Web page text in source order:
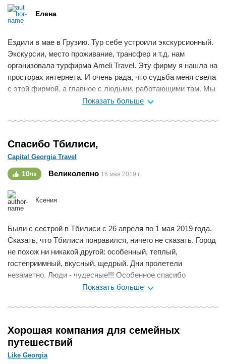
Спасибо Вам большое от всей нашей компании !
Ждите нас на на новогодний Тур В Грузию
Елена
Ездили в мае в Грузию. Тур себе устроили экскурсионный.
Экскурсии, место проживание, трансфер и т.д. нам
организовала турфирма Ameli Travel. Эту фирму я нашла на
просторах интернета. И очень рада, что судьба меня свела
с этой фирмой, а главное с людьми, работающими там. Мы
в полном восторге от посещения Грузии. Ничто не омрачило
Огромное спасибо Илоне и Юрию.
Показать больше
Спасибо Тбилиси,
Capital Georgia Travel
10/10 Великолепно 16 мая 2019 г.
Ксения
Были с сестрой в Тбилиси с 26 апреля по 1 мая 2019 года.
Сказать, что Тбилиси понравился, ничего не сказать. Город
не похож ни никакой другой: особенный, теплый,
гостеприимный, вкусный, щедрый. Дни пролетели
незаметно. Люди - чудесные!!! Особенное спасибо
водителю Игорю за олимпийское спокойствие, тонкое
спасибо гиду Элисо, темпераментной и очень красивой.
Мне нравится 0
Показать больше
Хорошая компания для семейных
путешествий
Like Georgia